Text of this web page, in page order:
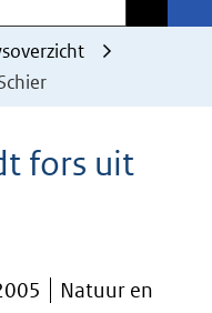
fors uit
Natuur en